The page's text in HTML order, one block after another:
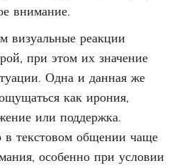
внимание.
визуальные реакции
при этом их значение
Одна и данная же
как ирония,
или поддержка.
в текстовом общении чаще
особенно при условии